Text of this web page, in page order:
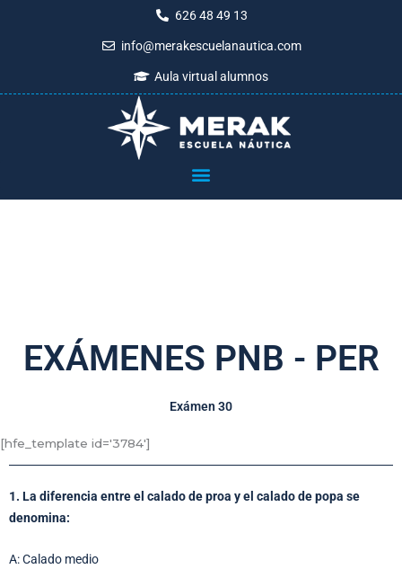
626 48 49 13
info@merakescuelanautica.com
Aula virtual alumnos
EXÁMENES PNB - PER
Exámen 30
[hfe_template id='3784']
1. La diferencia entre el calado de proa y el calado de popa se
denomina:
A: Calado medio